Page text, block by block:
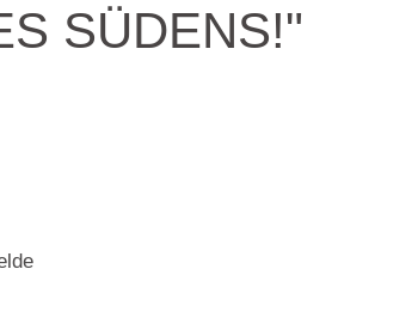
SÜDENS!"